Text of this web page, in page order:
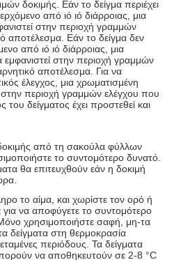
δοκιμής. Εάν το δείγμα περιέχει
από ιό ιό διάρροιας, μια
στην περιοχή γραμμών
αποτέλεσμα. Εάν το δείγμα δεν
από ιό ιό διάρροιας, μια
στην περιοχή γραμμών
αποτέλεσμα. Για να
έλεγχος, μια χρωματισμένη
περιοχή γραμμών ελέγχου που
του δείγματος έχει προστεθεί και
από τη σακούλα φύλλων
το συντομότερο δυνατό.
θα επιτευχθούν εάν η δοκιμή
το αίμα, και χωρίστε τον ορό ή
να αποφύγετε το συντομότερο
χρησιμοποιήστε σαφή, μη-τα
δείγματα στη θερμοκρασία
περιόδους. Τα δείγματα
να αποθηκευτούν σε 2-8 °C